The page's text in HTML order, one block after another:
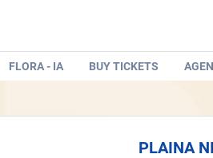
FLORA - IA BUY TICKETS
PLAINA